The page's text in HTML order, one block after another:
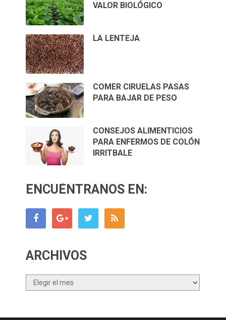
VALOR BIOLÓGICO
LA LENTEJA
COMER CIRUELAS PASAS
PARA BAJAR DE PESO
CONSEJOS ALIMENTICIOS
PARA ENFERMOS DE COLÓN
IRRITBALE
ENCUÉNTRANOS EN:
ARCHIVOS
Archivos